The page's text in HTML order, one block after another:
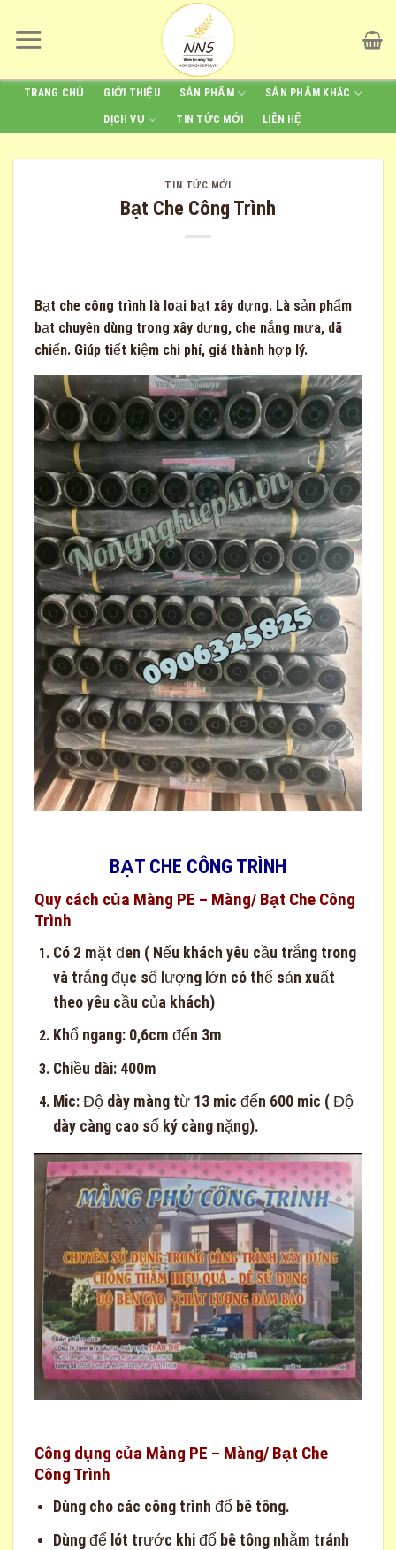
content
TRANG CHỦ GIỚI THIỆU SẢN PHẨM SẢN PHẨM KHÁC
DỊCH VỤ TIN TỨC MỚI LIÊN HỆ
TIN TỨC MỚI
Bạt Che Công Trình
Bạt che công trình là loại bạt xây dựng. Là sản phẩm
bạt chuyên dùng trong xây dựng, che nắng mưa, dã
chiến. Giúp tiết kiệm chi phí, giá thành hợp lý.
BẠT CHE CÔNG TRÌNH
Quy cách của Màng PE – Màng/ Bạt Che Công
Trình
Có 2 mặt đen ( Nếu khách yêu cầu trắng trong
và trắng đục số lượng lớn có thể sản xuất
theo yêu cầu của khách)
Khổ ngang: 0,6cm đến 3m
Chiều dài: 400m
Mic: Độ dày màng từ 13 mic đến 600 mic ( Độ
dày càng cao số ký càng nặng).
Công dụng của Màng PE – Màng/ Bạt Che
Công Trình
Dùng cho các công trình đổ bê tông.
Dùng để lót trước khi đổ bê tông nhằm tránh